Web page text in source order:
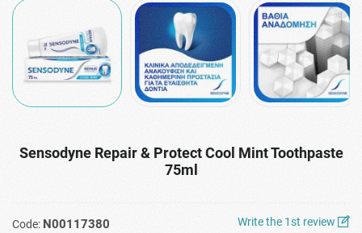
Sensodyne Repair & Protect Cool Mint Toothpaste
75ml
Code: N00117380 Write the 1st review